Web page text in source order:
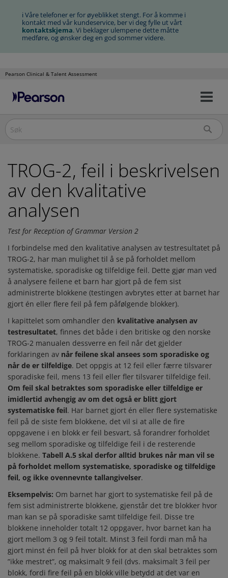
ℹ Våre telefoner er for øyeblikket stengt. For å komme i
kontakt med vår kundeservice, ber vi deg fylle ut vårt
kontaktskjema. Vi beklager ulempene dette måtte
medføre, og ønsker deg en god sommer videre.
Pearson Clinical & Talent Assessment
Hopp
innhold
TROG-2, feil i beskrivelsen
av den kvalitative
analysen
Test for Reception of Grammar Version 2
I forbindelse med den kvalitative analysen av testresultatet på
TROG-2, har man mulighet til å se på forholdet mellom
systematiske, sporadiske og tilfeldige feil. Dette gjør man ved
å analysere feilene et barn har gjort på de fem sist
administrerte blokkene (testingen avbrytes etter at barnet har
gjort én eller flere feil på fem påfølgende blokker).
I kapittelet som omhandler den kvalitative analysen av
testresultatet, finnes det både i den britiske og den norske
TROG-2 manualen dessverre en feil når det gjelder
forklaringen av når feilene skal ansees som sporadiske og
når de er tilfeldige. Det oppgis at 12 feil eller færre tilsvarer
sporadiske feil, mens 13 feil eller fler tilsvarer tilfeldige feil.
Om feil skal betraktes som sporadiske eller tilfeldige er
imidlertid avhengig av om det også er blitt gjort
systematiske feil. Har barnet gjort én eller flere systematiske
feil på de siste fem blokkene, det vil si at alle de fire
oppgavene i en blokk er feil besvart, så forandrer forholdet
seg mellom sporadiske og tilfeldige feil i de resterende
blokkene. Tabell A.5 skal derfor alltid brukes når man vil se
på forholdet mellom systematiske, sporadiske og tilfeldige
feil, og ikke ovennevnte tallangivelser.
Eksempelvis: Om barnet har gjort to systematiske feil på de
fem sist administrerte blokkene, gjenstår det tre blokker hvor
man kan se på sporadiske samt tilfeldige feil. Disse tre
blokkene inneholder totalt 12 oppgaver, hvor barnet kan ha
gjort mellom 3 og 9 feil totalt. Minst 3 feil fordi man må ha
gjort minst én feil på hver blokk for at den skal betraktes som
”ikke mestret”, og maksimalt 9 feil (dvs. maksimalt 3 feil per
blokk, fordi fire feil på en blokk ville betydd at det var en